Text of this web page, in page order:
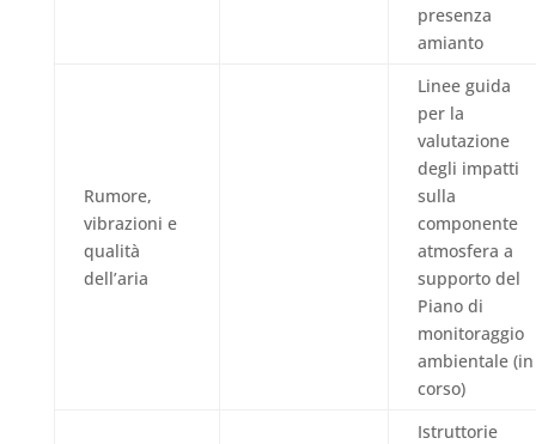
presenza
amianto
Rumore,
vibrazioni e
qualità
dell’aria
Linee guida
per la
valutazione
degli impatti
sulla
componente
atmosfera a
supporto del
Piano di
monitoraggio
ambientale (in
corso)
Istruttorie